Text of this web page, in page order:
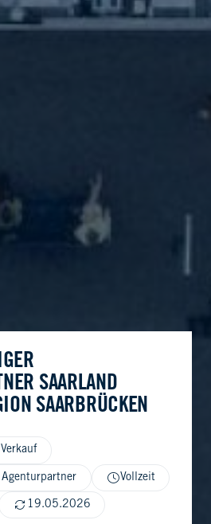
SAARLAND
SAARBRÜCKEN
Verkauf
Vollzeit
19.05.2026